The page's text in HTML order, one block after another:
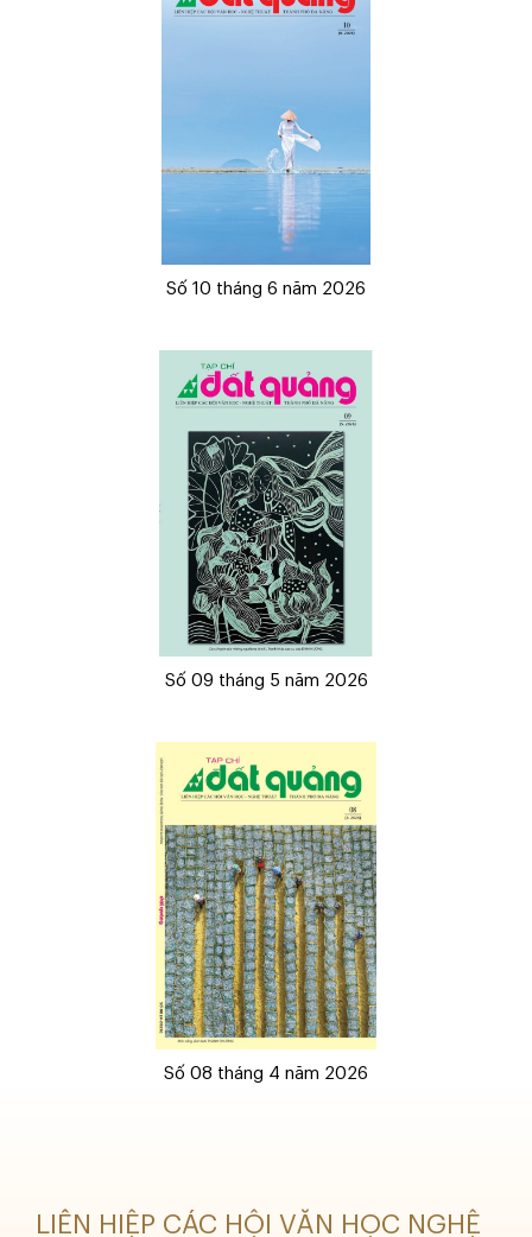
Số 10 tháng 6 năm 2026
Số 09 tháng 5 năm 2026
Số 08 tháng 4 năm 2026
LIÊN HIỆP CÁC HỘI VĂN HỌC NGHỆ